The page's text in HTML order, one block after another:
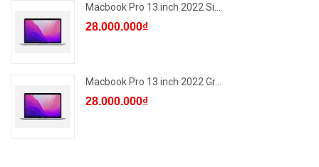
Macbook Pro 13 inch 2022 Si...
28.000.000₫
Macbook Pro 13 inch 2022 Gr...
28.000.000₫